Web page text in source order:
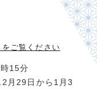
をご覧ください
15分
月29日から1月3